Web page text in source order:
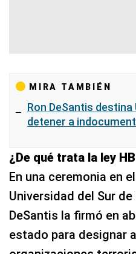
MIRA TAMBIÉN
Ron DeSantis
detener a
¿De qué trata la ley
En una ceremonia en
Universidad del Sur de
DeSantis la firmó en
estado para designar